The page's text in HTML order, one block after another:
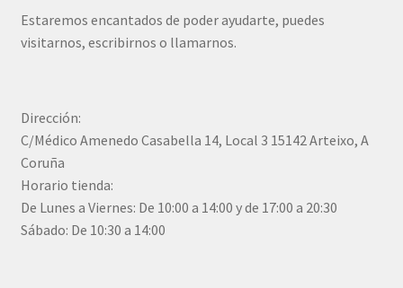
Estaremos encantados de poder ayudarte, puedes
visitarnos, escribirnos o llamarnos.
Dirección:
C/Médico Amenedo Casabella 14, Local 3 15142 Arteixo, A
Coruña
Horario tienda:
De Lunes a Viernes: De 10:00 a 14:00 y de 17:00 a 20:30
Sábado: De 10:30 a 14:00